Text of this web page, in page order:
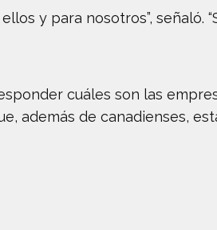
y para nosotros”, señaló.
cuáles son las
además de canadienses,